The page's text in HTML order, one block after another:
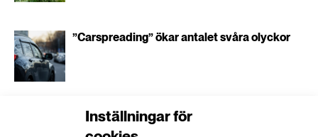
Inställningar för
”Carspreading” ökar antalet svåra olyckor
Rätt eller fel att kalhugga brandskadade
skogar?